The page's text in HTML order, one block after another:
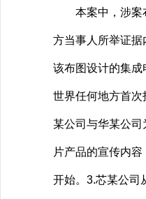
本案中，涉案布
方当事人所举证
该布图设计的集
世界任何地方首
某公司与华某公
片产品的宣传内
开始。3.芯某公司